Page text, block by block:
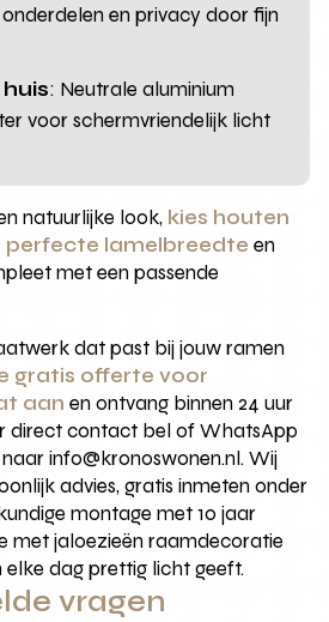
en privacy door fijn
: Neutrale aluminium
voor schermvriendelijk licht
natuurlijke look, kies houten
perfecte lamelbreedte en
met een passende
dat past bij jouw ramen
gratis offerte voor
aan en ontvang binnen 24 uur
direct contact bel of WhatsApp
info@kronoswonen.nl. Wij
advies, gratis inmeten onder
montage met 10 jaar
met jaloezieën raamdecoratie
dag prettig licht geeft.
vragen